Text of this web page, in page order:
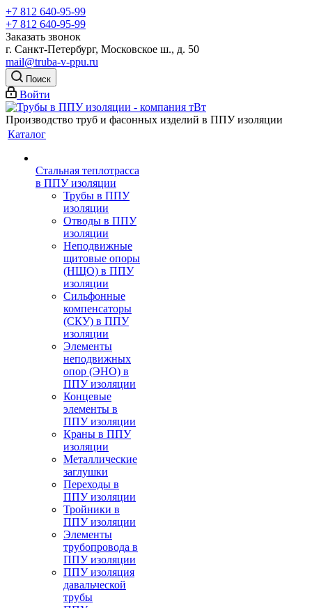
+7 812 640-95-99
+7 812 640-95-99
Заказать звонок
г. Санкт-Петербург, Московское ш., д. 50
mail@truba-v-ppu.ru
Поиск
Войти
Производство труб и фасонных изделий в ППУ изоляции
Каталог
Стальная теплотрасса
в ППУ изоляции
Трубы в ППУ
изоляции
Отводы в ППУ
изоляции
Неподвижные
щитовые опоры
(НЩО) в ППУ
изоляции
Cильфонные
компенсаторы
(СКУ) в ППУ
изоляции
Элементы
неподвижных
опор (ЭНО) в
ППУ изоляции
Концевые
элементы в
ППУ изоляции
Краны в ППУ
изоляции
Металлические
заглушки
Переходы в
ППУ изоляции
Тройники в
ППУ изоляции
Элементы
трубопровода в
ППУ изоляции
ППУ изоляция
давальческой
трубы